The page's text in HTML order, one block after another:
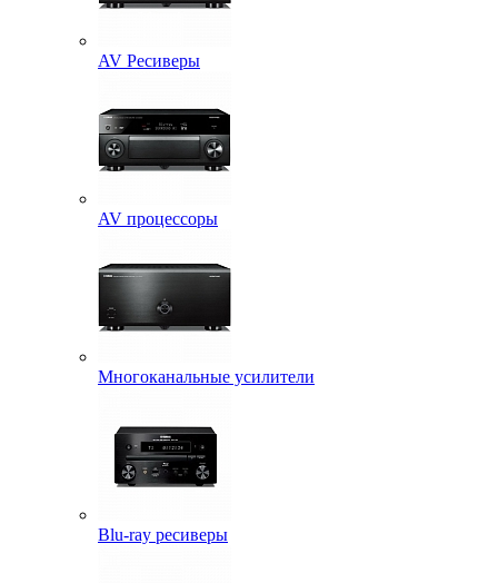
AV Ресиверы
AV процессоры
Многоканальные усилители
Blu-ray ресиверы